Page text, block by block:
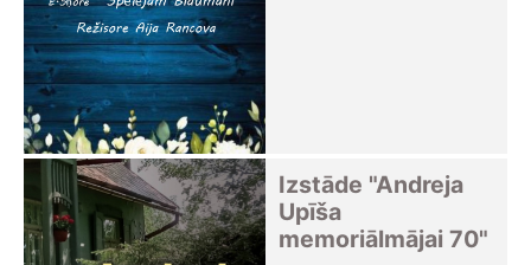
Izstāde "Andreja
Upīša
memoriālmājai 70"